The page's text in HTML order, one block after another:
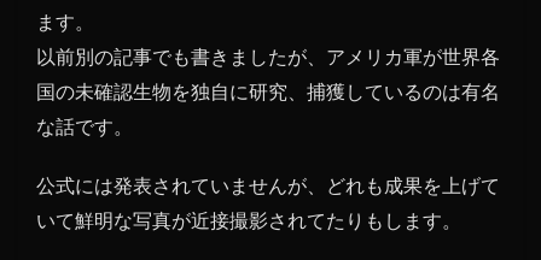
ます。
以前別の記事でも書きましたが、アメリカ軍が世界各
国の未確認生物を独自に研究、捕獲しているのは有名
な話です。
公式には発表されていませんが、どれも成果を上げて
いて鮮明な写真が近接撮影されてたりもします。